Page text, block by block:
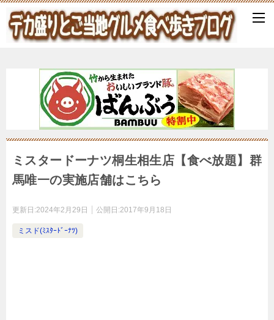
ミスタードーナツ桐生相生店【食べ放題】群
馬唯一の実施店舗はこちら
更新日:2024年2月29日 公開日:2017年9月18日
ミスド(ﾐｽﾀｰﾄﾞｰﾅﾂ)